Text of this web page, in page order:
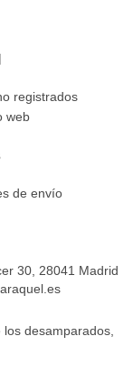
registrados
web
de envío
30, 28041 Madrid
desamparados,